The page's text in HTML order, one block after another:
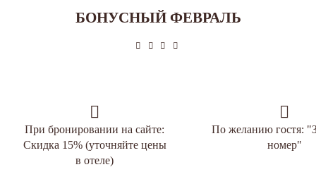
БОНУСНЫЙ ФЕВРАЛЬ
При бронировании на сайте:
Скидка 15% (уточняйте цены
в отеле)
По желанию гостя:
номер"